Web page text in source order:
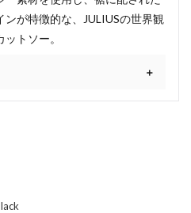
が特徴的な、JULIUSの世界観
トソー。